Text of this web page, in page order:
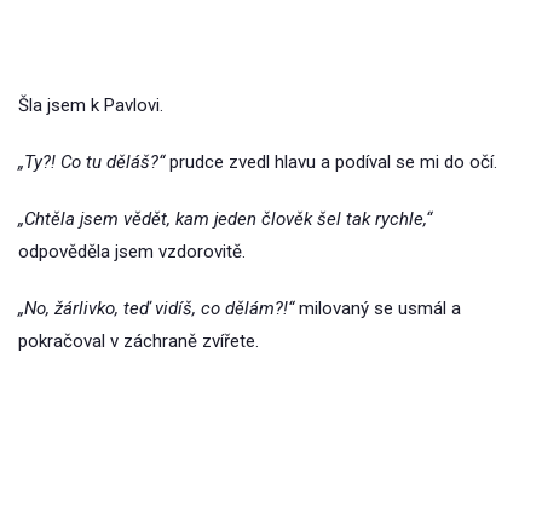
Šla jsem k Pavlovi.
„Ty?! Co tu děláš?“prudce zvedl hlavu a podíval se mi do očí.
„Chtěla jsem vědět, kam jeden člověk šel tak rychle,“
odpověděla jsem vzdorovitě.
„No, žárlivko, teď vidíš, co dělám?!“milovaný se usmál a
pokračoval v záchraně zvířete.